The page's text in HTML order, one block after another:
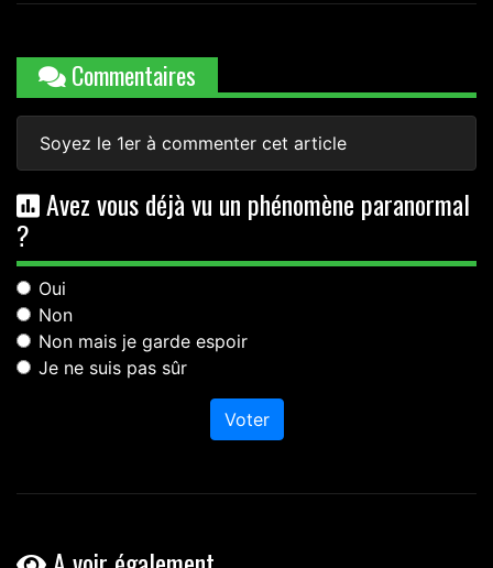
Commentaires
Soyez le 1er à commenter cet article
Avez vous déjà vu un phénomène paranormal
?
Oui
Non
Non mais je garde espoir
Je ne suis pas sûr
Voter